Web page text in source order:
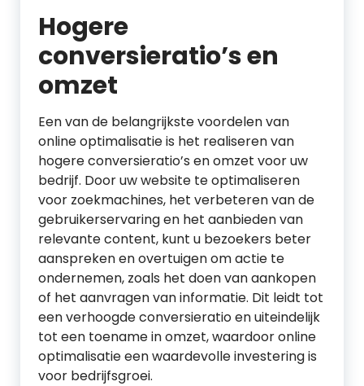
Hogere
conversieratio’s en
omzet
Een van de belangrijkste voordelen van
online optimalisatie is het realiseren van
hogere conversieratio’s en omzet voor uw
bedrijf. Door uw website te optimaliseren
voor zoekmachines, het verbeteren van de
gebruikerservaring en het aanbieden van
relevante content, kunt u bezoekers beter
aanspreken en overtuigen om actie te
ondernemen, zoals het doen van aankopen
of het aanvragen van informatie. Dit leidt tot
een verhoogde conversieratio en uiteindelijk
tot een toename in omzet, waardoor online
optimalisatie een waardevolle investering is
voor bedrijfsgroei.